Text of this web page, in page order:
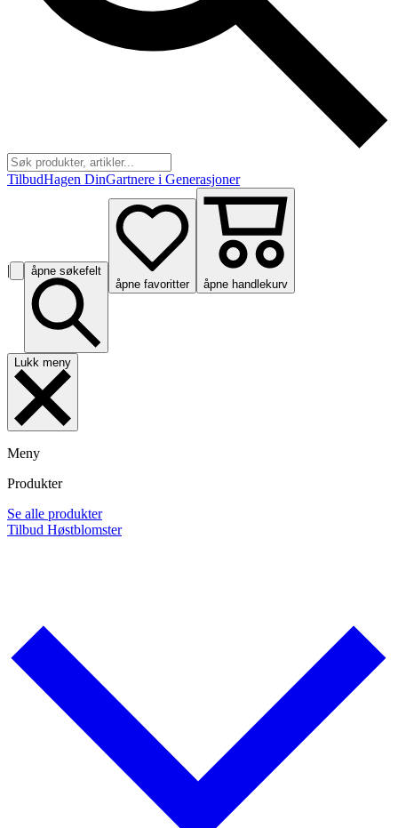
TilbudHagen DinGartnere i Generasjoner
|
åpne søkefelt
åpne favoritter
åpne handlekurv
Lukk meny
Meny
Produkter
Se alle produkter
Tilbud Høstblomster